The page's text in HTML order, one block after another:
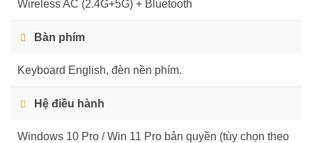
Wireless AC (2.4G+5G) + Bluetooth
Bàn phím
Keyboard English, đèn nền phím.
Hệ điều hành
Windows 10 Pro / Win 11 Pro bản quyền (tùy chọn theo